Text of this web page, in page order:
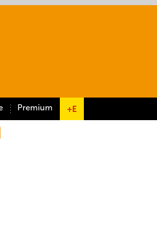
Premium +E